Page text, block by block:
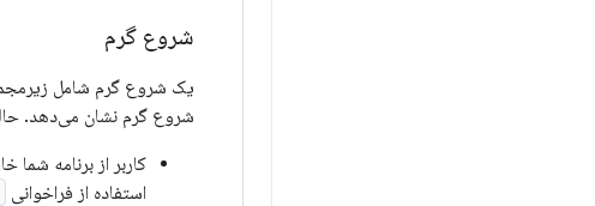
شروع گرم
یک شروع گرم شامل
شروع گرم نشان می‌دهد.
کاربر از برنامه شما
استفاده از فراخوانی